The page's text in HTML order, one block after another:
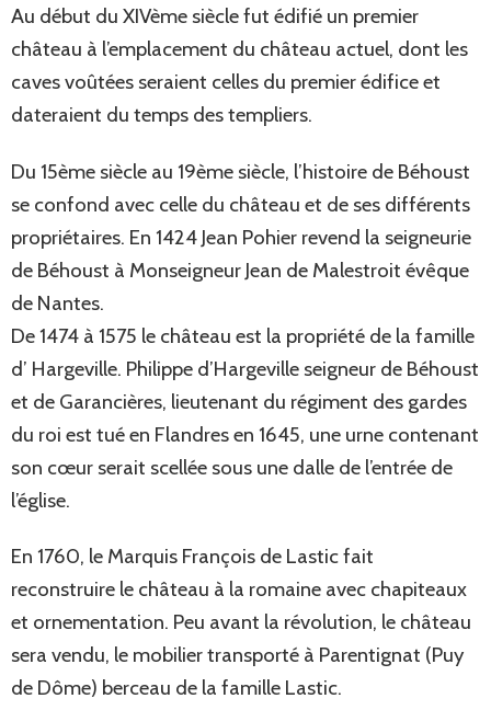
Au début du XIVème siècle fut édifié un premier
château à l’emplacement du château actuel, dont les
caves voûtées seraient celles du premier édifice et
dateraient du temps des templiers.
Du 15ème siècle au 19ème siècle, l’histoire de Béhoust
se confond avec celle du château et de ses différents
propriétaires. En 1424 Jean Pohier revend la seigneurie
de Béhoust à Monseigneur Jean de Malestroit évêque
de Nantes.
De 1474 à 1575 le château est la propriété de la famille
d’ Hargeville. Philippe d’Hargeville seigneur de Béhoust
et de Garancières, lieutenant du régiment des gardes
du roi est tué en Flandres en 1645, une urne contenant
son cœur serait scellée sous une dalle de l’entrée de
l’église.
En 1760, le Marquis François de Lastic fait
reconstruire le château à la romaine avec chapiteaux
et ornementation. Peu avant la révolution, le château
sera vendu, le mobilier transporté à Parentignat (Puy
de Dôme) berceau de la famille Lastic.